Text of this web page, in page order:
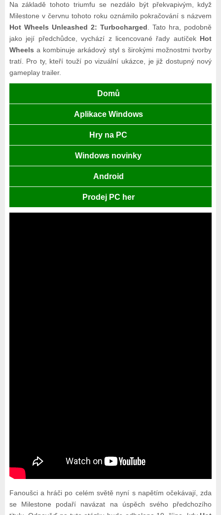
Na základě tohoto triumfu se nezdálo být překvapivým, když
Milestone v červnu tohoto roku oznámilo pokračování s názvem
Hot Wheels Unleashed 2: Turbocharged . Tato hra, podobně
jako její předchůdce, vychází z licencované řady autíček Hot
Wheels a kombinuje arkádový styl s širokými možnostmi tvorby
tratí. Pro ty, kteří touží po vizuální ukázce, je již dostupný nový
gameplay trailer.
Domů
Aplikace Windows
Hry na PC
Windows novinky
Android
Prodej PC her
Fanoušci a hráči po celém světě nyní s napětím očekávají, zda
se Milestone podaří navázat na úspěch svého předchozího